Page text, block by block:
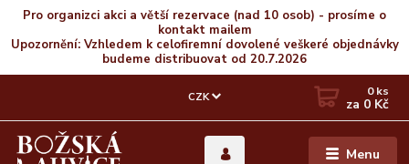
Pro organizci akci a větší rezervace (nad 10 osob) - prosíme o
kontakt mailem
Upozornění: Vzhledem k celofiremní dovolené veškeré objednávky
budeme distribuovat od 20.7.2026
Menu
CZK 0ks
za 0 Kč